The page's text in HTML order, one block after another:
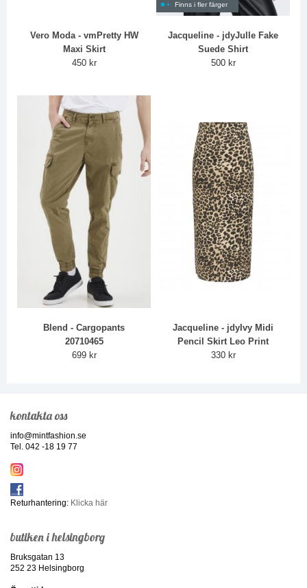
Vero Moda - vmPretty HW
Maxi Skirt
450 kr
Finns i fler färger
Jacqueline - jdyJulle Fake
Suede Shirt
500 kr
Blend - Cargopants
20710465
699 kr
Jacqueline - jdyIvy Midi
Pencil Skirt Leo Print
330 kr
kontakta oss
info@mintfashion.se
Tel. 042 -18 19 77
Returhantering: Klicka här
butiken i helsingborg
Bruksgatan 13
252 23 Helsingborg